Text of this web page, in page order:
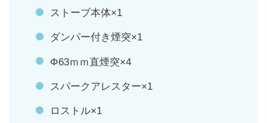
ストーブ本体×1
ダンパー付き煙突×1
Φ63ｍｍ直煙突×4
スパークアレスター×1
ロストル×1